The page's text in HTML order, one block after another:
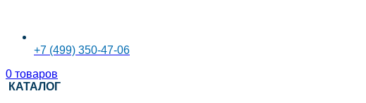
+7 (499) 350-47-06
0 товаров
КАТАЛОГ